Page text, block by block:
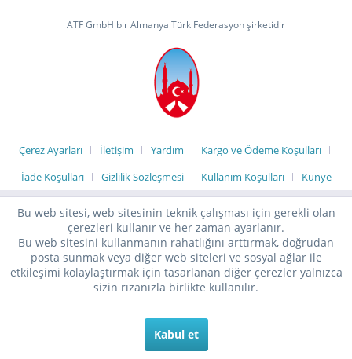
ATF GmbH bir Almanya Türk Federasyon şirketidir
Çerez Ayarları İletişim Yardım
Kargo ve Ödeme Koşulları
İade Koşulları
Gizlilik Sözleşmesi Kullanım Koşulları Künye
Bu web sitesi, web sitesinin teknik çalışması için gerekli olan
çerezleri kullanır ve her zaman ayarlanır.
Bu web sitesini kullanmanın rahatlığını arttırmak, doğrudan
posta sunmak veya diğer web siteleri ve sosyal ağlar ile
etkileşimi kolaylaştırmak için tasarlanan diğer çerezler yalnızca
sizin rızanızla birlikte kullanılır.
Kabul et